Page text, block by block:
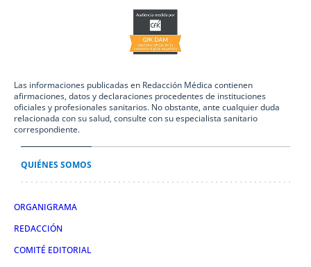
Las informaciones publicadas en Redacción Médica contienen
afirmaciones, datos y declaraciones procedentes de instituciones
oficiales y profesionales sanitarios. No obstante, ante cualquier duda
relacionada con su salud, consulte con su especialista sanitario
correspondiente.
QUIÉNES SOMOS
ORGANIGRAMA
REDACCIÓN
COMITÉ EDITORIAL